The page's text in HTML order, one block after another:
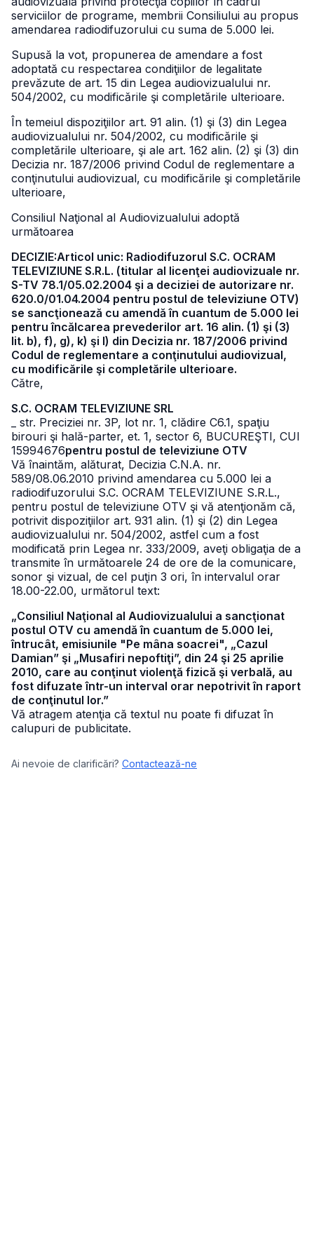
serviciilor de programe, membrii Consiliului au propus
amendarea radiodifuzorului cu suma de 5.000 lei.
Supusă la vot, propunerea de amendare a fost
adoptată cu respectarea condiţiilor de legalitate
prevăzute de art. 15 din Legea audiovizualului nr.
504/2002, cu modificările şi completările ulterioare.
În temeiul dispoziţiilor art. 91 alin. (1) şi (3) din Legea
audiovizualului nr. 504/2002, cu modificările şi
completările ulterioare, şi ale art. 162 alin. (2) şi (3) din
Decizia nr. 187/2006 privind Codul de reglementare a
conţinutului audiovizual, cu modificările şi completările
ulterioare,
Consiliul Naţional al Audiovizualului adoptă
următoarea
DECIZIE:Articol unic: Radiodifuzorul S.C. OCRAM
TELEVIZIUNE S.R.L. (titular al licenţei audiovizuale nr.
S-TV 78.1/05.02.2004 şi a deciziei de autorizare nr.
620.0/01.04.2004 pentru postul de televiziune OTV)
se sancţionează cu amendă în cuantum de 5.000 lei
pentru încălcarea prevederilor art. 16 alin. (1) şi (3)
lit. b), f), g), k) şi l) din Decizia nr. 187/2006 privind
Codul de reglementare a conţinutului audiovizual,
cu modificările şi completările ulterioare.
Către,
S.C. OCRAM TELEVIZIUNE SRL
_ str. Preciziei nr. 3P, lot nr. 1, clădire C6.1, spaţiu
birouri şi hală-parter, et. 1, sector 6, BUCUREŞTI, CUI
15994676pentru postul de televiziune OTV
Vă înaintăm, alăturat, Decizia C.N.A. nr.
589/08.06.2010 privind amendarea cu 5.000 lei a
radiodifuzorului S.C. OCRAM TELEVIZIUNE S.R.L.,
pentru postul de televiziune OTV şi vă atenţionăm că,
potrivit dispoziţiilor art. 931 alin. (1) şi (2) din Legea
audiovizualului nr. 504/2002, astfel cum a fost
modificată prin Legea nr. 333/2009, aveţi obligaţia de a
transmite în următoarele 24 de ore de la comunicare,
sonor şi vizual, de cel puţin 3 ori, în intervalul orar
18.00-22.00, următorul text:
„Consiliul Naţional al Audiovizualului a sancţionat
postul OTV cu amendă în cuantum de 5.000 lei,
întrucât, emisiunile "Pe mâna soacrei", „Cazul
Damian” şi „Musafiri nepoftiţi”, din 24 şi 25 aprilie
2010, care au conţinut violenţă fizică şi verbală, au
fost difuzate într-un interval orar nepotrivit în raport
de conţinutul lor.”
Vă atragem atenţia că textul nu poate fi difuzat în
calupuri de publicitate.
Ai nevoie de clarificări? Contactează-ne